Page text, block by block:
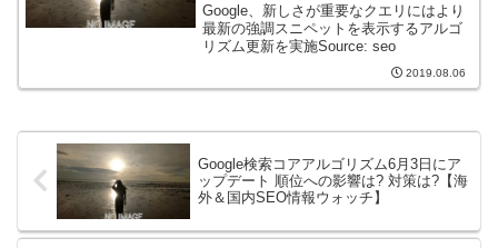
Google、新しさが重要なクエリにはより
最新の強調スニペットを表示するアルゴ
リズム更新を実施Source: seo
2019.08.06
Google検索コアアルゴリズム6月3日にア
ップデート 順位への影響は? 対策は?【海
外＆国内SEO情報ウォッチ】